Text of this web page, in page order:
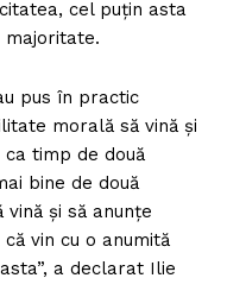
cel puțin asta
majoritate.
pus în practic
morală să vină și
timp de două
bine de două
și să anunțe
vin cu o anumită
a declarat Ilie